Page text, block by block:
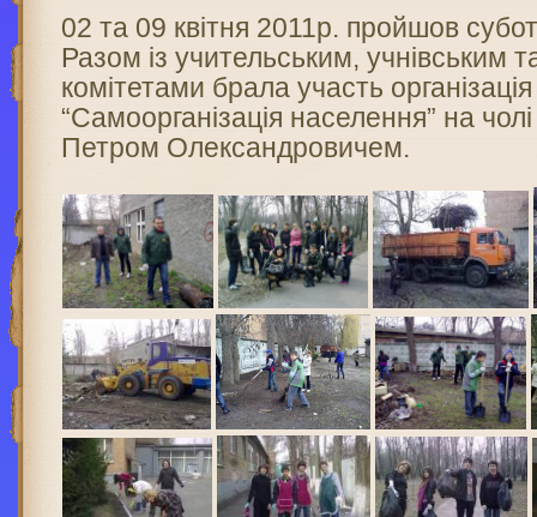
02 та 09 квітня 2011р. пройшов
Разом із учительським, учнівським
комітетами брала участь організація
“Самоорганізація населення” на
Петром Олександровичем.